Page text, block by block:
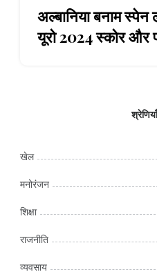
अल्बानिया बनाम
यूरो 2024 स्कोर और
श्रेणियाँ
खेल
मनोरंजन
शिक्षा
राजनीति
व्यवसाय